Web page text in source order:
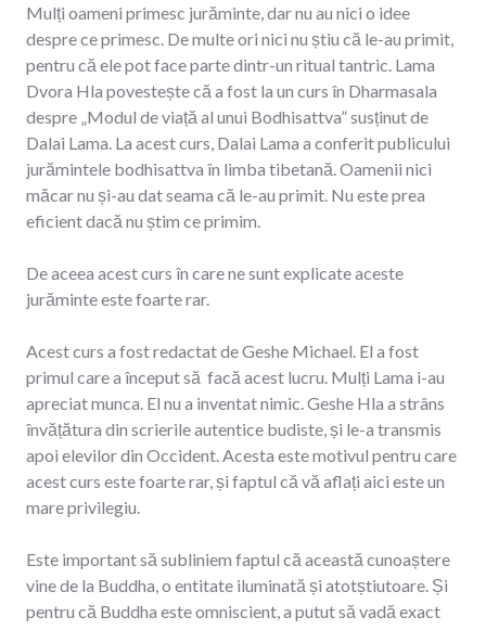
Mulți oameni primesc jurăminte, dar nu au nici o idee
despre ce primesc. De multe ori nici nu știu că le-au primit,
pentru că ele pot face parte dintr-un ritual tantric. Lama
Dvora Hla povestește că a fost la un curs în Dharmasala
despre „Modul de viață al unui Bodhisattva” susținut de
Dalai Lama. La acest curs, Dalai Lama a conferit publicului
jurămintele bodhisattva în limba tibetană. Oamenii nici
măcar nu și-au dat seama că le-au primit. Nu este prea
eficient dacă nu știm ce primim.
De aceea acest curs în care ne sunt explicate aceste
jurăminte este foarte rar.
Acest curs a fost redactat de Geshe Michael. El a fost
primul care a început să facă acest lucru. Mulți Lama i-au
apreciat munca. El nu a inventat nimic. Geshe Hla a strâns
învățătura din scrierile autentice budiste, și le-a transmis
apoi elevilor din Occident. Acesta este motivul pentru care
acest curs este foarte rar, și faptul că vă aflați aici este un
mare privilegiu.
Este important să subliniem faptul că această cunoaștere
vine de la Buddha, o entitate iluminată și atotștiutoare. Și
pentru că Buddha este omniscient, a putut să vadă exact